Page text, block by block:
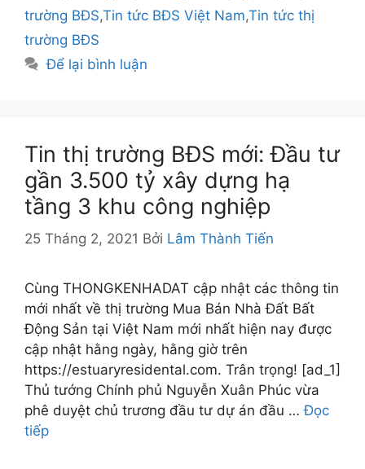
trường BĐS,Tin tức BĐS Việt Nam,Tin tức thị
trường BĐS
Để lại bình luận
Tin thị trường BĐS mới: Đầu tư
gần 3.500 tỷ xây dựng hạ
tầng 3 khu công nghiệp
25 Tháng 2, 2021 Bởi Lâm Thành Tiến
Cùng THONGKENHADAT cập nhật các thông tin
mới nhất về thị trường Mua Bán Nhà Đất Bất
Động Sản tại Việt Nam mới nhất hiện nay được
cập nhật hằng ngày, hằng giờ trên
https://estuaryresidental.com. Trân trọng! [ad_1]
Thủ tướng Chính phủ Nguyễn Xuân Phúc vừa
phê duyệt chủ trương đầu tư dự án đầu …Đọc
tiếp